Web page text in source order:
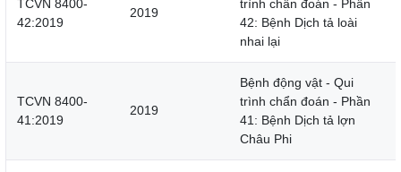
TCVN 8400-
42:2019
2019
trình chẩn đoán - Phần
42: Bệnh Dịch tả loài
nhai lại
TCVN 8400-
41:2019
2019
Bệnh động vật - Qui
trình chẩn đoán - Phần
41: Bệnh Dịch tả lợn
Châu Phi